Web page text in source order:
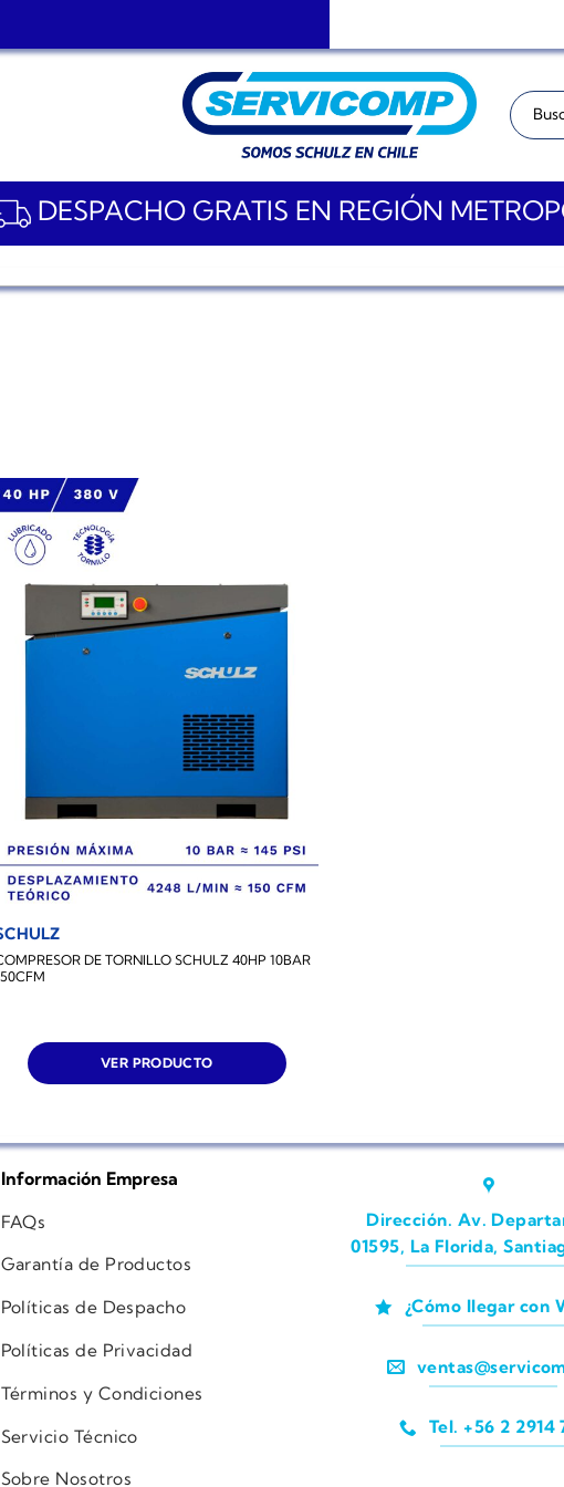
Buscar:
DESPACHO GRATIS EN REGIÓN
DE TORNILLO SCHULZ 40HP 10BAR
VER PRODUCTO
Información Empresa
FAQs
Garantía de Productos
Políticas de Despacho
Políticas de Privacidad
Términos y Condiciones
Servicio Técnico
Sobre Nosotros
Dirección. Av.
01595, La Florida,
¿Cómo llegar con
Tel. +56 2 2914